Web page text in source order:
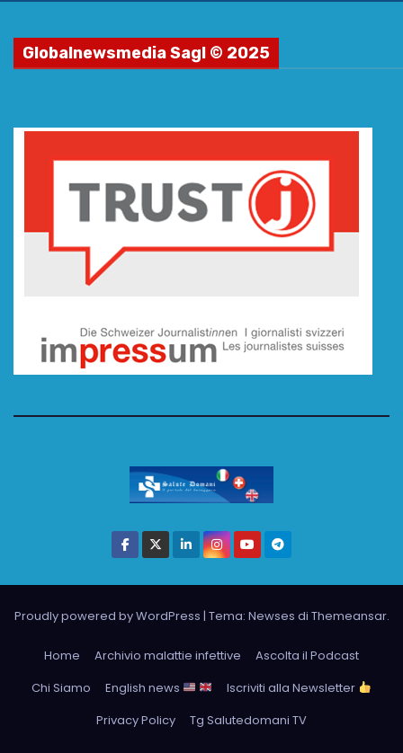
Globalnewsmedia Sagl © 2025
Proudly powered by WordPress | Tema: Newses di Themeansar.
Home Archivio malattie infettive
Ascolta il Podcast
Chi Siamo
English news
Iscriviti alla Newsletter
Privacy Policy
Tg Salutedomani TV